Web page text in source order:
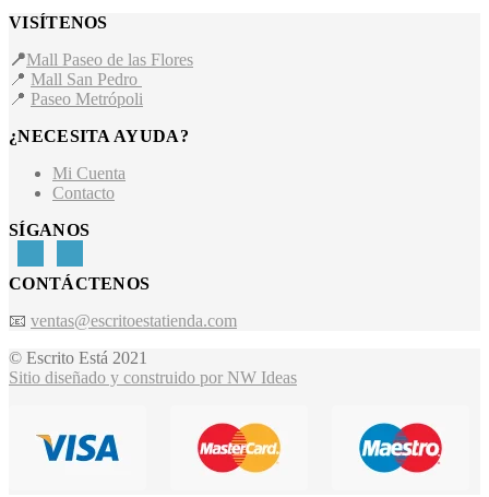
VISÍTENOS
📍Mall Paseo de las Flores
📍 Mall San Pedro
📍 Paseo Metrópoli
¿NECESITA AYUDA?
Mi Cuenta
Contacto
SÍGANOS
CONTÁCTENOS
📧 ventas@escritoestatienda.com
© Escrito Está 2021
Sitio diseñado y construido por NW Ideas